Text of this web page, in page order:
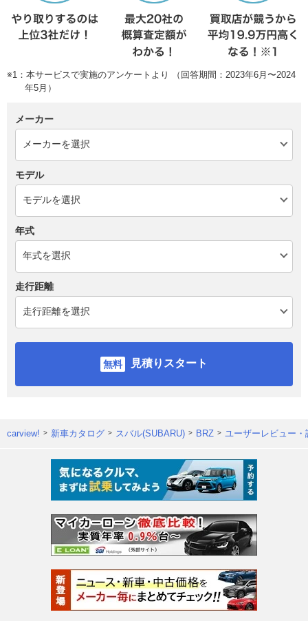
※1：本サービスで実施のアンケートより （回答期間：2023年6月〜2024
年5月）
メーカー
モデル
年式
走行距離
見積りスタート
carview! 新車カタログ スバル(SUBARU) BRZ ユーザーレビュー・